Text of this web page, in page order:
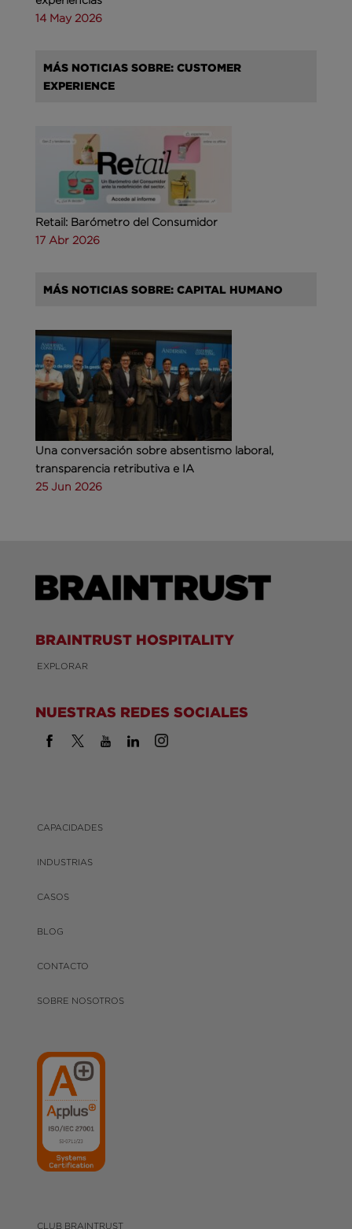
14 May 2026
MÁS NOTICIAS SOBRE: CUSTOMER
EXPERIENCE
Retail: Barómetro del Consumidor
17 Abr 2026
MÁS NOTICIAS SOBRE: CAPITAL HUMANO
Una conversación sobre absentismo laboral,
transparencia retributiva e IA
25 Jun 2026
BRAINTRUST HOSPITALITY
EXPLORAR
NUESTRAS REDES SOCIALES
CAPACIDADES
INDUSTRIAS
CASOS
BLOG
CONTACTO
SOBRE NOSOTROS
CLUB BRAINTRUST